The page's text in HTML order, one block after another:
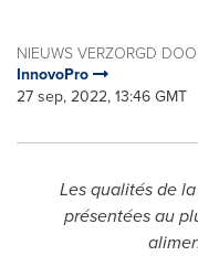
NIEUWS VERZORGD
InnovoPro
27 sep, 2022, 13:46 GMT
Les qualités de
présentées au